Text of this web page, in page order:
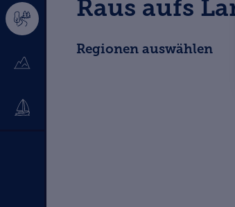
Raus aufs
Regionen auswählen